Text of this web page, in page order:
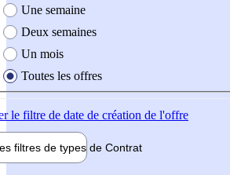
Une semaine
Deux semaines
Un mois
Toutes les offres
le filtre de date de création de l'offre
filtres de types de Contrat